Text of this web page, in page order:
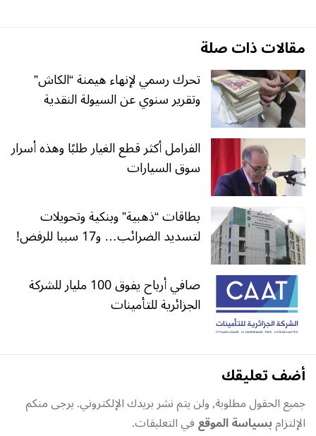
مقالات ذات صلة
تحرك رسمي لإنهاء هيمنة “الكاش”
وتقرير سنوي عن السيولة النقدية
الفرامل أكثر قطع الغيار طلبًا وهذه أسرار
سوق السيارات
بطاقات “ذهبية” وبنكية وتحويلات
لتسديد الضرائب… و17 سببا للرفض!
صافي أرباح يفوق 100 مليار للشركة
الجزائرية للتأمينات
أضف تعليقك
جميع الحقول مطلوبة, ولن يتم نشر بريدك الإلكتروني. يرجى منكم
الإلتزامبسياسة الموقعفي التعليقات.